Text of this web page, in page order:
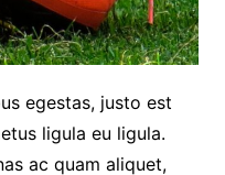
egestas, justo est
ligula eu ligula.
ac quam aliquet,